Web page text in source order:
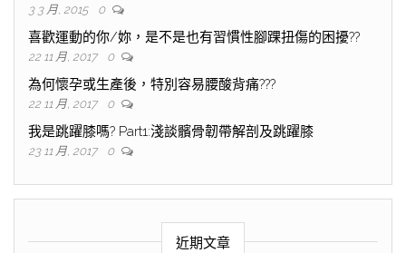
3 3 月, 2015 0
喜歡運動的你/妳，是不是也有習慣性腳踝扭傷的困擾??
22 11 月, 2017 0
為何懷孕或生產後，特別容易腰酸背痛???
22 11 月, 2017 0
我是跳躍膝嗎? Part1:淺談髕骨韌帶解剖及跳躍膝
23 11 月, 2017 0
近期文章